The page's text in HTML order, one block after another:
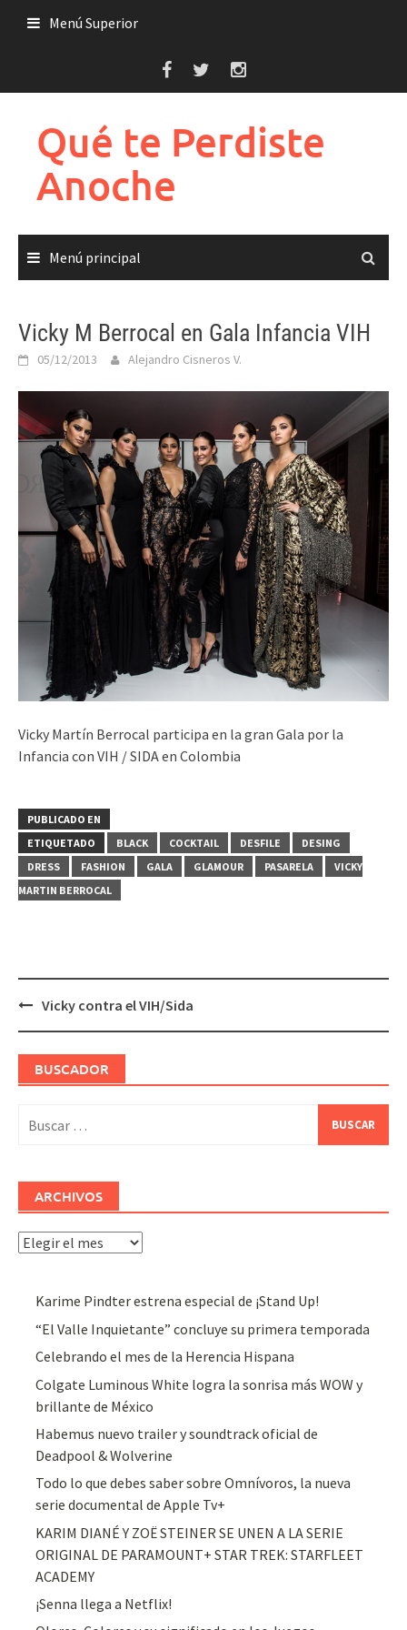
Menú Superior
Qué te Perdiste
Anoche
Menú principal
Vicky M Berrocal en Gala Infancia VIH
05/12/2013 Alejandro Cisneros V.
Vicky Martín Berrocal participa en la gran Gala por la
Infancia con VIH / SIDA en Colombia
PUBLICADO EN
ETIQUETADO
BLACK COCKTAIL DESFILE
DESING
DRESS
FASHION GALA GLAMOUR PASARELA
VICKY
MARTIN BERROCAL
Navegación
Vicky contra el VIH/Sida
BUSCADOR
ARCHIVOS
Archivos
Karime Pindter estrena especial de ¡Stand Up!
“El Valle Inquietante” concluye su primera temporada
Celebrando el mes de la Herencia Hispana
Colgate Luminous White logra la sonrisa más WOW y
brillante de México
Habemus nuevo trailer y soundtrack oficial de
Deadpool & Wolverine
Todo lo que debes saber sobre Omnívoros, la nueva
serie documental de Apple Tv+
KARIM DIANÉ Y ZOË STEINER SE UNEN A LA SERIE
ORIGINAL DE PARAMOUNT+ STAR TREK: STARFLEET
ACADEMY
¡Senna llega a Netflix!